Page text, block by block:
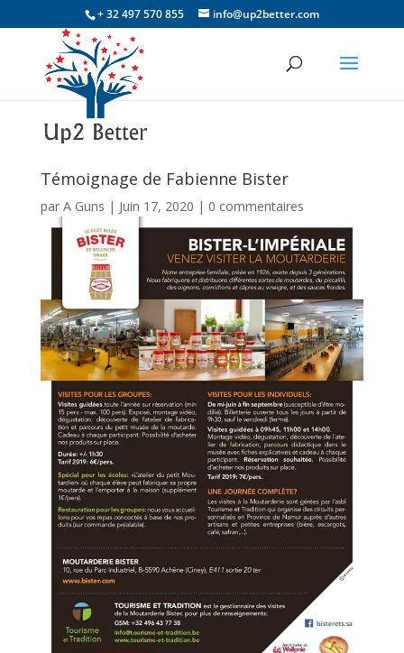
+ 32 497 570 855 info@up2better.com
Témoignage de Fabienne Bister
par A Guns | Juin 17, 2020 | 0 commentaires